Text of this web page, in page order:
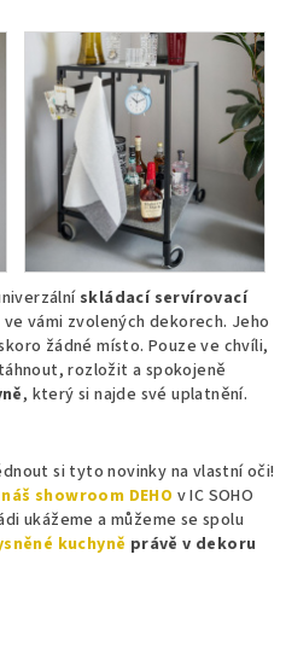
skládací servírovací
vámi zvolených dekorech. Jeho
žádné místo. Pouze ve chvíli,
rozložit a spokojeně
, který si najde své uplatnění.
si tyto novinky na vlastní oči!
showroom DEHO v IC SOHO
ukážeme a můžeme se spolu
kuchyně právě v dekoru